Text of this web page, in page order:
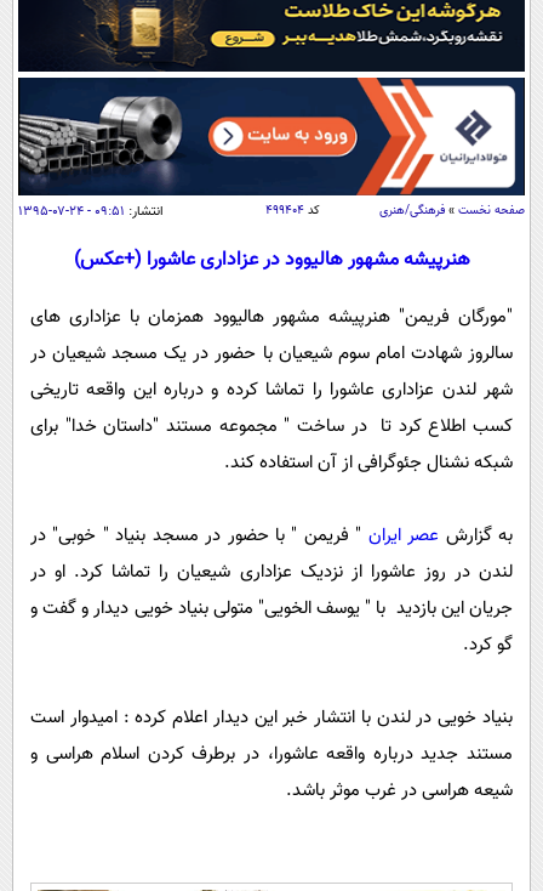
نظرسنجی
آب و هوا
اوقات شرعی
سواد زندگی
اقتصاد
جامعه
سلامت
یک برش دانایی
محیط زیست
بین الملل
علم و دانش
فناوری و It
اخبار کریپتو
قرآن
سرگرمی
باشگاه مغز
فیلم
اقتصاد
ورزش
سرگرمی
فناوری
عصر ایران 2
خواندنی ها و دیدنی ها
پیامک
روانشناسی
آموزش زبان
صفحه نخست » فرهنگی/هنری کد ۴۹۹۴۰۴ انتشار: ۰۹:۵۱ - ۲۴-۰۷-۱۳۹۵
هنرپیشه مشهور هالیوود در عزاداری عاشورا (+عکس)
"مورگان فریمن" هنرپیشه مشهور هالیوود همزمان با عزاداری های
سالروز شهادت امام سوم شیعیان با حضور در یک مسجد شیعیان در
شهر لندن عزاداری عاشورا را تماشا کرده و درباره این واقعه تاریخی
کسب اطلاع کرد تا در ساخت " مجموعه مستند "داستان خدا" برای
شبکه نشنال جئوگرافی از آن استفاده کند.
به گزارش عصر ایران " فریمن " با حضور در مسجد بنیاد " خوبی" در
لندن در روز عاشورا از نزدیک عزاداری شیعیان را تماشا کرد. او در
جریان این بازدید با " یوسف الخویی" متولی بنیاد خویی دیدار و گفت و
گو کرد.
بنیاد خویی در لندن با انتشار خبر این دیدار اعلام کرده : امیدوار است
مستند جدید درباره واقعه عاشورا، در برطرف کردن اسلام هراسی و
شیعه هراسی در غرب موثر باشد.